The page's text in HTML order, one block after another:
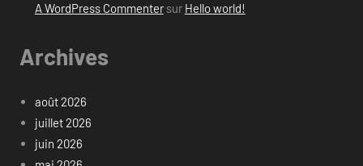
A WordPress Commentersur Hello world!
Archives
août 2026
juillet 2026
juin 2026